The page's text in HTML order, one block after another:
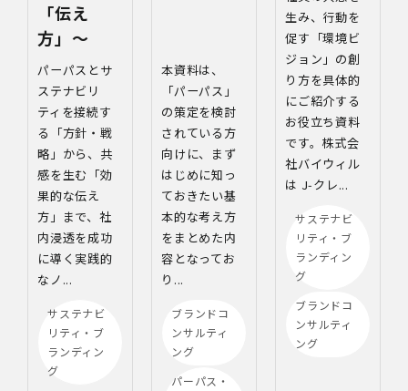
「伝え
方」〜
パーパスとサ
ステナビリ
ティを接続す
る「方針・戦
略」から、共
感を生む「効
果的な伝え
方」まで、社
内浸透を成功
に導く実践的
なノ...
サステナビ
リティ・ブ
ランディン
グ
本資料は、
「パーパス」
の策定を検討
されている方
向けに、まず
はじめに知っ
ておきたい基
本的な考え方
をまとめた内
容となってお
り...
ブランドコ
ンサルティ
ング
パーパス・
生み、行動を
促す「環境ビ
ジョン」の創
り方を具体的
にご紹介する
お役立ち資料
です。株式会
社バイウィル
は J‑クレ...
サステナビ
リティ・ブ
ランディン
グ
ブランドコ
ンサルティ
ング